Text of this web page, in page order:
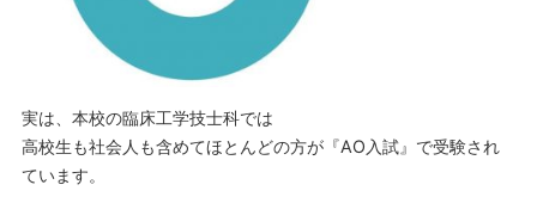
実は、本校の臨床工学技士科では
高校生も社会人も含めてほとんどの方が『AO入試』で受験され
ています。